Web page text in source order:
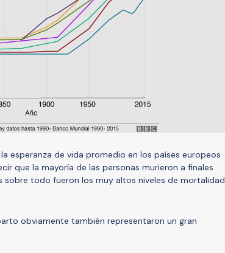
esperanza de vida promedio en los países europeos
que la mayoría de las personas murieron a finales
sobre todo fueron los muy altos niveles de mortalidad
obviamente también representaron un gran